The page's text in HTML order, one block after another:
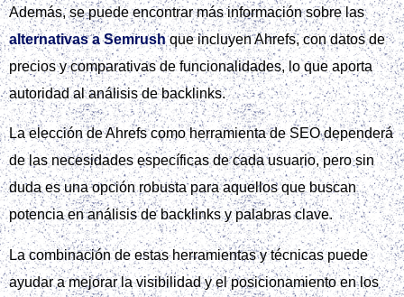
Además, se puede encontrar más información sobre las
alternativas a Semrushque incluyen Ahrefs, con datos de
precios y comparativas de funcionalidades, lo que aporta
autoridad al análisis de backlinks.
La elección de Ahrefs como herramienta de SEO dependerá
de las necesidades específicas de cada usuario, pero sin
duda es una opción robusta para aquellos que buscan
potencia en análisis de backlinks y palabras clave.
La combinación de estas herramientas y técnicas puede
ayudar a mejorar la visibilidad y el posicionamiento en los